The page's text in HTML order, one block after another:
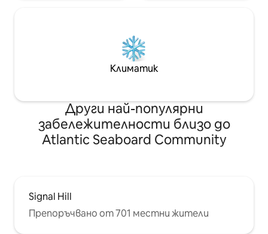
верандата преди престоя ви. Във
всички стаи има климатик
Климатик
Други най-популярни
забележителности близо до
Atlantic Seaboard Community
Signal Hill
Препоръчвано от 701 местни жители